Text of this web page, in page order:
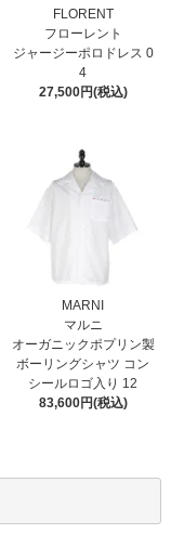
FLORENT
フローレント
ジャージーポロドレス 0
4
27,500円(税込)
MARNI
マルニ
オーガニックポプリン製
ボーリングシャツ コン
シールロゴ入り 12
83,600円(税込)